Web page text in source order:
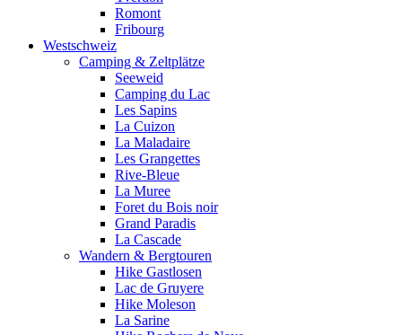
Romont
Fribourg
Westschweiz
Camping & Zeltplätze
Seeweid
Camping du Lac
Les Sapins
La Cuizon
La Maladaire
Les Grangettes
Rive-Bleue
La Muree
Foret du Bois noir
Grand Paradis
La Cascade
Wandern & Bergtouren
Hike Gastlosen
Lac de Gruyere
Hike Moleson
La Sarine